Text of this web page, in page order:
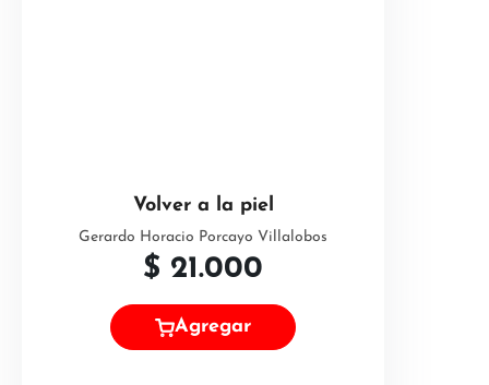
Volver a la piel
Gerardo Horacio Porcayo Villalobos
$ 21.000
Agregar